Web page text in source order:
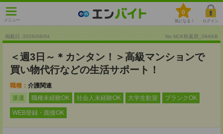
メニュー
0
気になる！ ログイン
掲載日 :2026/08/04 No.NCK秋葉原_09AKB
＜週3日～＊カンタン！＞高級マンションで
買い物代行などの生活サポート！
職種： 介護関連
派遣
職種未経験OK 社会人未経験OK 大学生歓迎 ブランクOK
WEB登録・面接OK